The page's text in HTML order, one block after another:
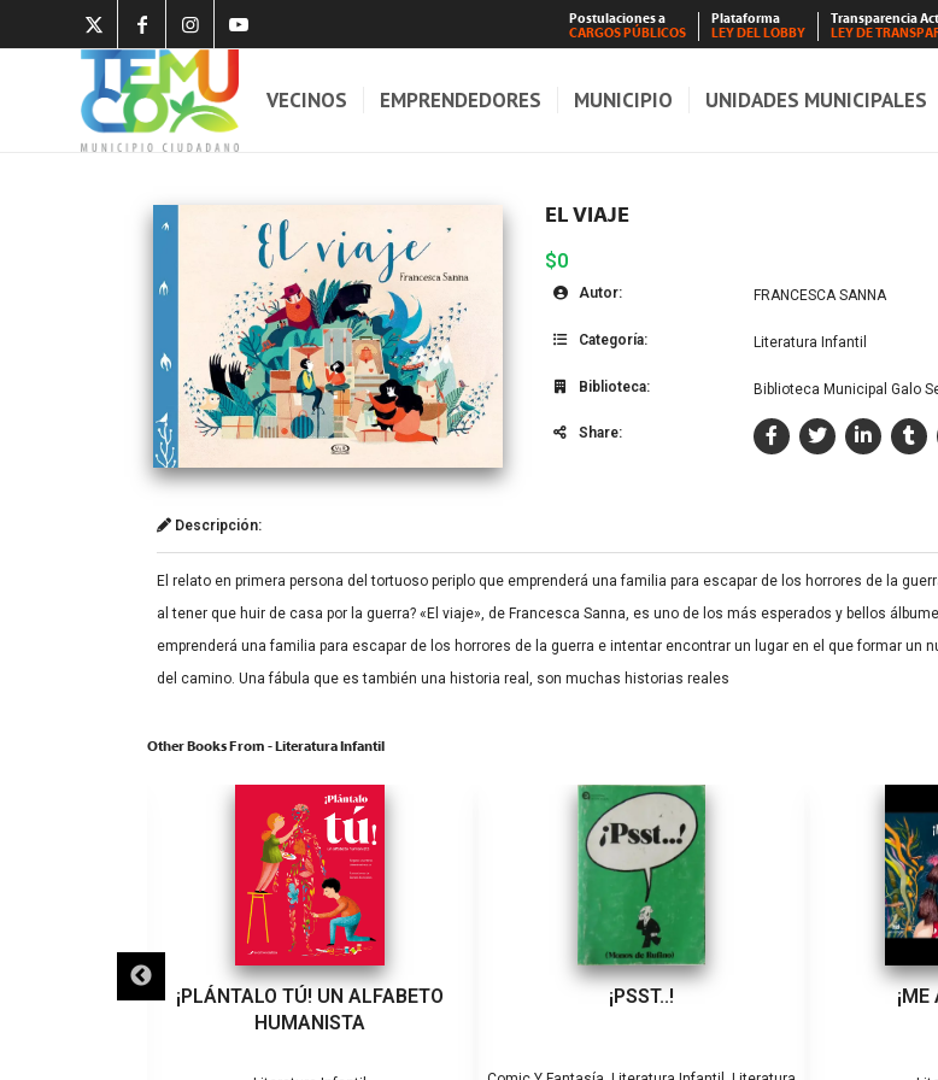
Postulaciones a
CARGOS PÚBLICOS
Plataforma
LEY DEL LOBBY
Transparencia
LEY DE
VECINOS EMPRENDEDORES MUNICIPIO UNIDADES MUNICIPALES
EL VIAJE
$0
Autor: FRANCESCA SANNA
Categoría: Literatura Infantil
Biblioteca: Biblioteca Municipal Galo
Share:
Descripción:
El relato en primera persona del tortuoso periplo que emprenderá una familia para escapar de los horrores de la
al tener que huir de casa por la guerra? «El viaje», de Francesca Sanna, es uno de los más esperados y bellos
emprenderá una familia para escapar de los horrores de la guerra e intentar encontrar un lugar en el que formar un
del camino. Una fábula que es también una historia real, son muchas historias reales
Other Books From - Literatura Infantil
¡PLÁNTALO TÚ! UN ALFABETO
HUMANISTA
¡PSST..!